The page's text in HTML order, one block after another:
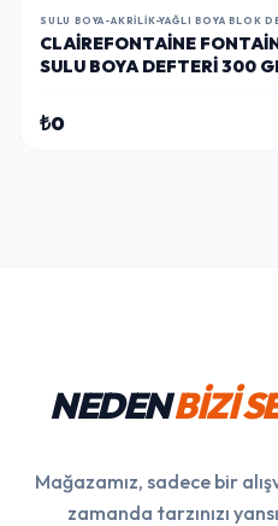
SULU BOYA-AKRILIK-YAĞLI BOYA BLOK
CLAIREFONTAINE
SULU BOYA DEFTERI 300
₺0
NEDENBİZİ
Mağazamız, sadece bir
zamanda tarzınızı